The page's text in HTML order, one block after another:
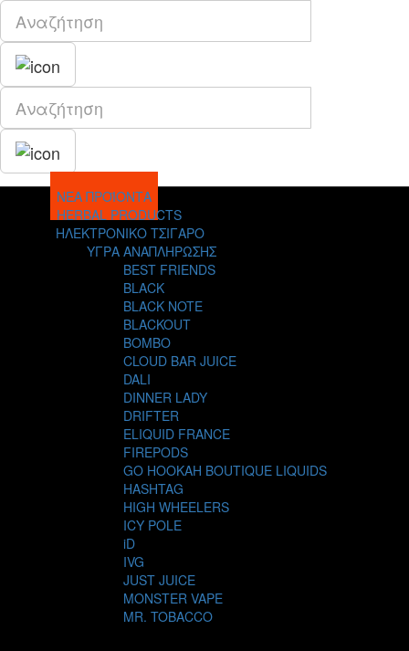
ΝΕΑ ΠΡΟΪΟΝΤΑ
HERBAL PRODUCTS
ΗΛΕΚΤΡΟΝΙΚΟ ΤΣΙΓΑΡΟ
ΥΓΡΑ ΑΝΑΠΛΗΡΩΣΗΣ
BEST FRIENDS
BLACK
BLACK NOTE
BLACKOUT
BOMBO
CLOUD BAR JUICE
DALI
DINNER LADY
DRIFTER
ELIQUID FRANCE
FIREPODS
GO HOOKAH BOUTIQUE LIQUIDS
HASHTAG
HIGH WHEELERS
ICY POLE
iD
IVG
JUST JUICE
MONSTER VAPE
MR. TOBACCO